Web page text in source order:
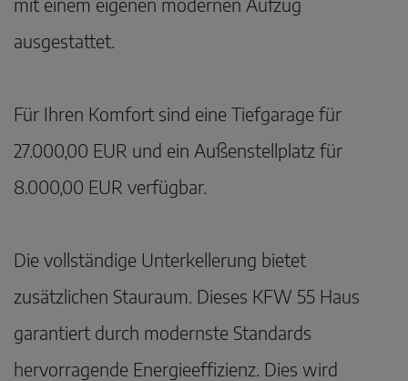
ausgestattet.
Für Ihren Komfort sind eine Tiefgarage für
27.000,00 EUR und ein Außenstellplatz für
8.000,00 EUR verfügbar.
Die vollständige Unterkellerung bietet
zusätzlichen Stauraum. Dieses KFW 55 Haus
garantiert durch modernste Standards
hervorragende Energieeffizienz. Dies wird